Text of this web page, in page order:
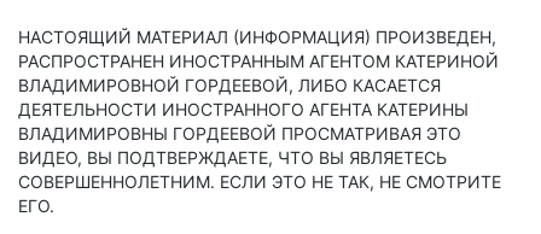
НАСТОЯЩИЙ МАТЕРИАЛ (ИНФОРМАЦИЯ) ПРОИЗВЕДЕН,
РАСПРОСТРАНЕН ИНОСТРАННЫМ АГЕНТОМ КАТЕРИНОЙ
ВЛАДИМИРОВНОЙ ГОРДЕЕВОЙ, ЛИБО КАСАЕТСЯ
ДЕЯТЕЛЬНОСТИ ИНОСТРАННОГО АГЕНТА КАТЕРИНЫ
ВЛАДИМИРОВНЫ ГОРДЕЕВОЙ ПРОСМАТРИВАЯ ЭТО
ВИДЕО, ВЫ ПОДТВЕРЖДАЕТЕ, ЧТО ВЫ ЯВЛЯЕТЕСЬ
СОВЕРШЕННОЛЕТНИМ. ЕСЛИ ЭТО НЕ ТАК, НЕ СМОТРИТЕ
ЕГО.